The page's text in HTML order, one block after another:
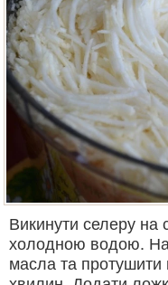
Викинути селеру на
холодною водою. На
масла та